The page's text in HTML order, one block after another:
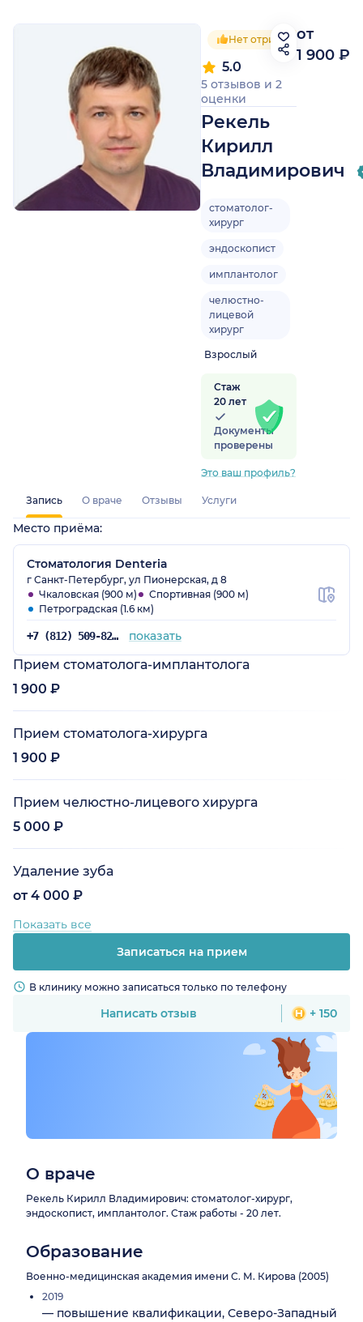
Нет отрицательных
Рекель
Кирилл
Владимирович
5.0
5 отзывов и 2
оценки
стоматолог-
хирург
эндоскопист
имплантолог
челюстно-
лицевой
хирург
Взрослый
Стаж
20 лет
Документы
проверены
Это ваш профиль?
от
1 900 ₽
Запись О враче Отзывы Услуги
Место приёма:
Стоматология Denteria
г Санкт-Петербург, ул Пионерская, д 8
Чкаловская (900 м)
Спортивная (900 м)
Петроградская (1.6 км)
+7 (812) 509-82-03 показать
Прием стоматолога-имплантолога
1 900 ₽
Прием стоматолога-хирурга
1 900 ₽
Прием челюстно-лицевого хирурга
5 000 ₽
Удаление зуба
от 4 000 ₽
Показать все
Записаться на прием
В клинику можно записаться только по телефону
Написать отзыв + 150
О враче
Рекель Кирилл Владимирович: стоматолог-хирург,
эндоскопист, имплантолог. Стаж работы - 20 лет.
Образование
Военно-медицинская академия имени С. М. Кирова (2005)
2019
— повышение квалификации, Северо-Западный